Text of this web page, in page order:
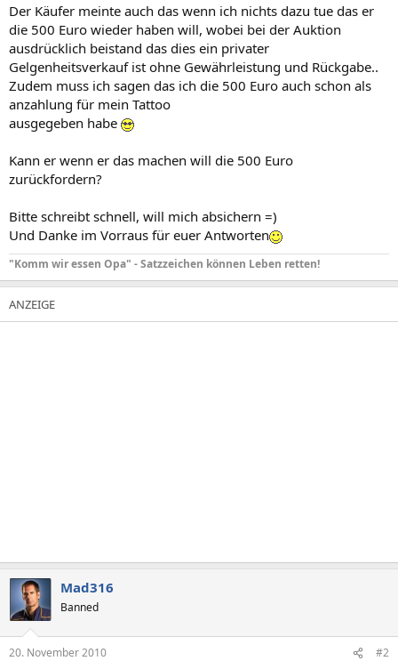
Der Käufer meinte auch das wenn ich nichts dazu tue das er
die 500 Euro wieder haben will, wobei bei der Auktion
ausdrücklich beistand das dies ein privater
Gelgenheitsverkauf ist ohne Gewährleistung und Rückgabe..
Zudem muss ich sagen das ich die 500 Euro auch schon als
anzahlung für mein Tattoo
ausgegeben habe
Kann er wenn er das machen will die 500 Euro
zurückfordern?
Bitte schreibt schnell, will mich absichern =)
Und Danke im Vorraus für euer Antworten
"Komm wir essen Opa" - Satzzeichen können Leben retten!
Mad316
Banned
20. November 2010 #2